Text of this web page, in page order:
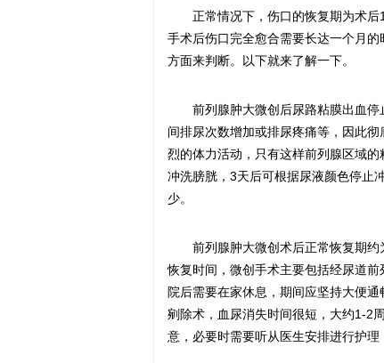
正常情况下，伤口的恢复期为术
手术后伤口完全愈合需要长达一个月
方面来判断。以下就来了解一下。
前列腺肿大微创后尿路粘膜出血
间排尿次数增加或排尿疼痛等，因此
烈的体力活动，只有这样前列腺区域
冲洗膀胱，3天后可根据尿液颜色停止
少。
前列腺肿大微创术后正常恢复期
恢复时间，微创手术主要包括经尿道
院后需要在家休息，期间应坚持大便
剜除术，血尿消失时间很短，大约1-2
意，必要时需要听从医生安排进行护理